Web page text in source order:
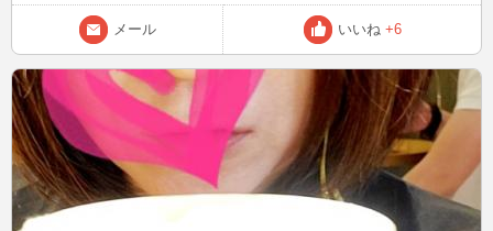
メール いいね +6